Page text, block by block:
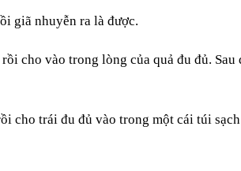
giã nhuyễn ra là được.
cho vào trong lòng của quả đu đủ. Sau
cho trái đu đủ vào trong một cái túi